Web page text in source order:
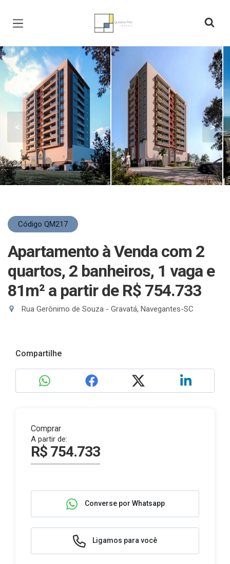
Página inicial
< >
Código QM217
Apartamento à Venda com 2
quartos, 2 banheiros, 1 vaga e
81m² a partir de R$ 754.733
Rua Gerônimo de Souza - Gravatá, Navegantes-SC
Compartilhe
Comprar
A partir de:
R$ 754.733
Converse por Whatsapp
Ligamos para você